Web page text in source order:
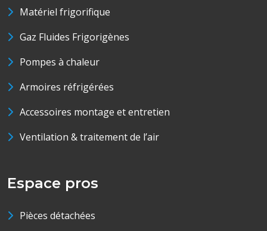
Matériel frigorifique
Gaz Fluides Frigorigènes
Pompes à chaleur
Armoires réfrigérées
Accessoires montage et entretien
Ventilation & traitement de l’air
Espace pros
Pièces détachées